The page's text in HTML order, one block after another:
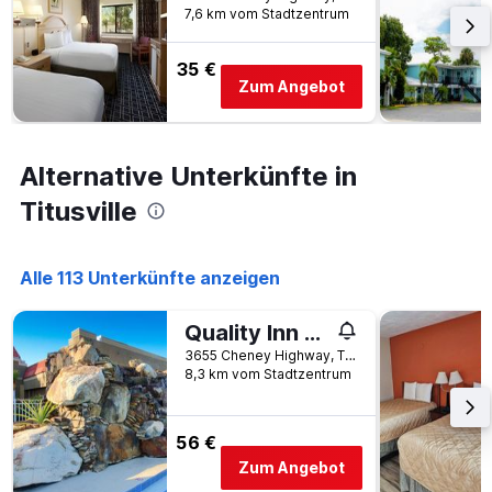
Aufenthalt
anzeigt
Das
Diagramm
1
die
den
durchschnittlichen
7,6 km vom Stadtzentrum
35 €
Zum Angebot
Alternative Unterkünfte in
Titusville
Alle 113 Unterkünfte anzeigen
Quality Inn Kennedy Space Center
3655 Cheney Highway, Titusville, FL, USA
8,3 km vom Stadtzentrum
56 €
Zum Angebot